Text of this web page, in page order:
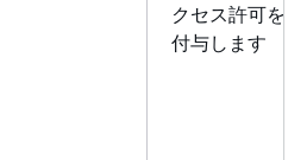
クセス許可を
付与します